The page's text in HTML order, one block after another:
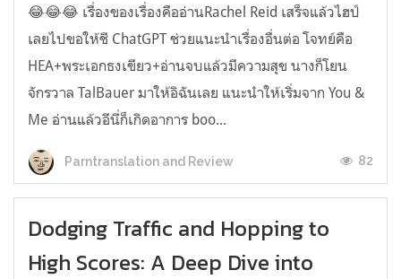
😂😂😂 เรื่องของเรื่องคืออ่านRachel Reid เสร็จแล้วไฮป์
เลยไปขอให้ชี ChatGPT ช่วยแนะนำเรื่องอื่นต่อ โจทย์คือ
HEA+พระเอกธงเขียว+อ่านจบแล้วมีความสุข นางก็โยน
จักรวาล TalBauer มาให้อิฉันเลย แนะนำให้เริ่มจาก You &
Me อ่านแล้วอีนี่ก็เกิดอาการ boo...
Parntranslation and Review 82
Dodging Traffic and Hopping to
High Scores: A Deep Dive into